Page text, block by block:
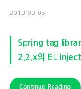
2013-03-05
Spring tag
2.2.x의 EL
Continue Reading